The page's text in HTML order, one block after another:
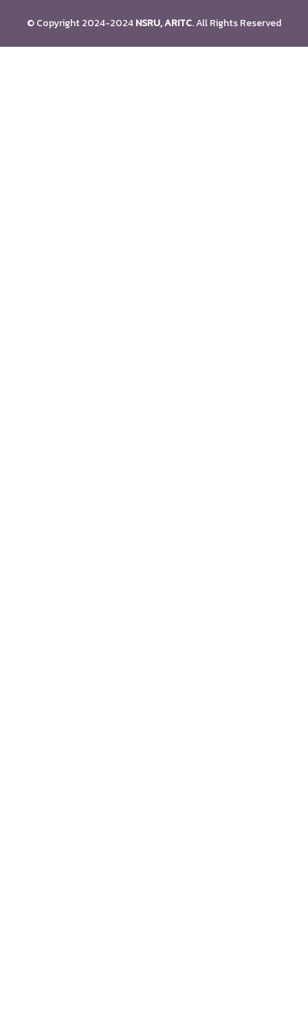
© Copyright 2024-2024NSRU, ARITC. All Rights Reserved